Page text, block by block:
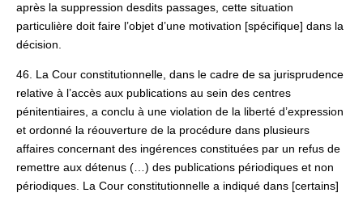
après la suppression desdits passages, cette situation
particulière doit faire l’objet d’une motivation [spécifique] dans la
décision.
46. La Cour constitutionnelle, dans le cadre de sa jurisprudence
relative à l’accès aux publications au sein des centres
pénitentiaires, a conclu à une violation de la liberté d’expression
et ordonné la réouverture de la procédure dans plusieurs
affaires concernant des ingérences constituées par un refus de
remettre aux détenus (…) des publications périodiques et non
périodiques. La Cour constitutionnelle a indiqué dans [certains]